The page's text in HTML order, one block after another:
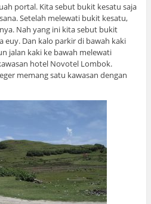
portal. Kita sebut bukit kesatu saja
Setelah melewati bukit kesatu,
Nah yang ini kita sebut bukit
euy. Dan kalo parkir di bawah kaki
jalan kaki ke bawah melewati
hotel Novotel Lombok.
memang satu kawasan dengan